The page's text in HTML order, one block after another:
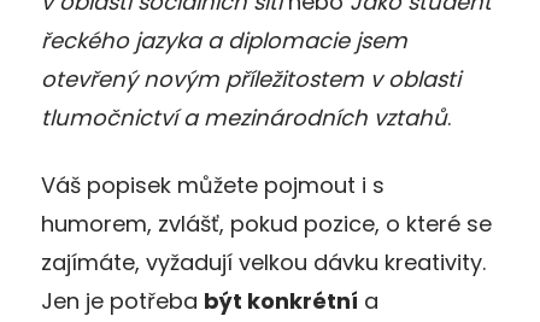
řeckého jazyka a diplomacie jsem
otevřený novým příležitostem v oblasti
tlumočnictví a mezinárodních vztahů.
Váš popisek můžete pojmout i s
humorem, zvlášť, pokud pozice, o které se
zajímáte, vyžadují velkou dávku kreativity.
Jen je potřeba být konkrétní a